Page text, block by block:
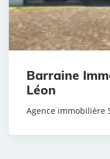
Barraine
Léon
Agence immobilière